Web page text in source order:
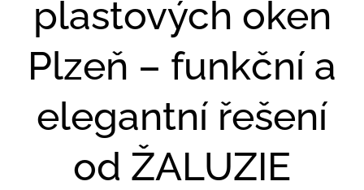
plastových oken
Plzeň – funkční a
elegantní řešení
od ŽALUZIE